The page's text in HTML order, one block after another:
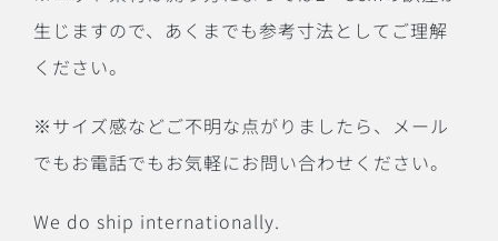
生じますので、あくまでも参考寸法としてご理解
ください。
※サイズ感などご不明な点がりましたら、メール
でもお電話でもお気軽にお問い合わせください。
We do ship internationally.